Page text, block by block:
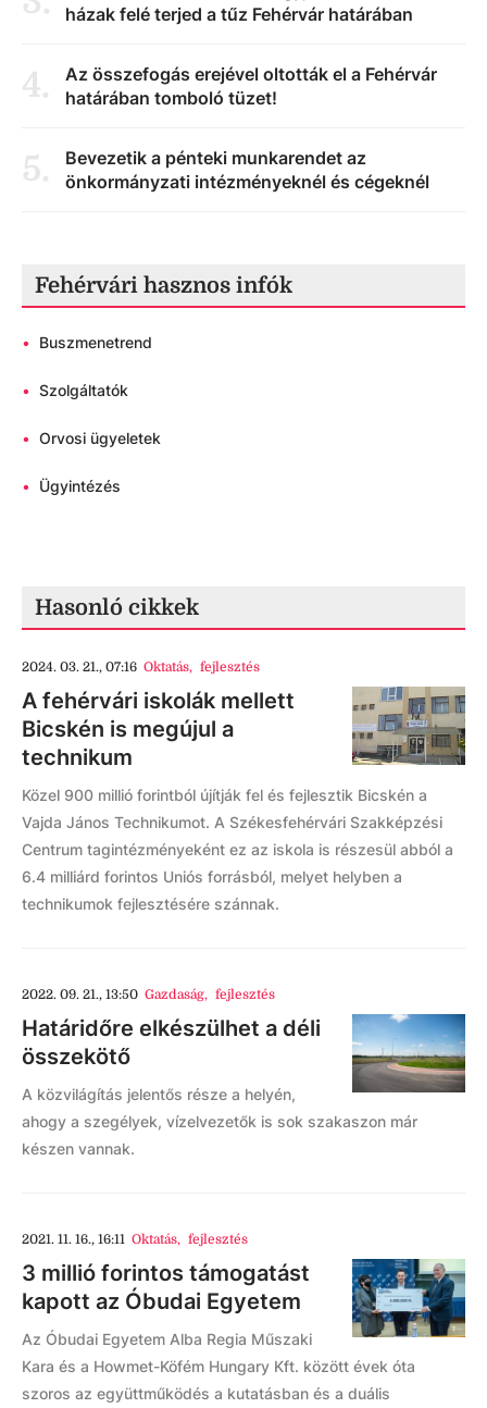
házak felé terjed a tűz Fehérvár határában
4.
Az összefogás erejével oltották el a Fehérvár
határában tomboló tüzet!
5.
Bevezetik a pénteki munkarendet az
önkormányzati intézményeknél és cégeknél
Fehérvári hasznos infók
• Buszmenetrend
• Szolgáltatók
• Orvosi ügyeletek
• Ügyintézés
Hasonló cikkek
2024. 03. 21., 07:16 Oktatás, fejlesztés
A fehérvári iskolák mellett
Bicskén is megújul a
technikum
Közel 900 millió forintból újítják fel és fejlesztik Bicskén a
Vajda János Technikumot. A Székesfehérvári Szakképzési
Centrum tagintézményeként ez az iskola is részesül abból a
6.4 milliárd forintos Uniós forrásból, melyet helyben a
technikumok fejlesztésére szánnak.
2022. 09. 21., 13:50 Gazdaság, fejlesztés
Határidőre elkészülhet a déli
összekötő
A közvilágítás jelentős része a helyén,
ahogy a szegélyek, vízelvezetők is sok szakaszon már
készen vannak.
2021. 11. 16., 16:11 Oktatás, fejlesztés
3 millió forintos támogatást
kapott az Óbudai Egyetem
Az Óbudai Egyetem Alba Regia Műszaki
Kara és a Howmet-Köfém Hungary Kft. között évek óta
szoros az együttműködés a kutatásban és a duális